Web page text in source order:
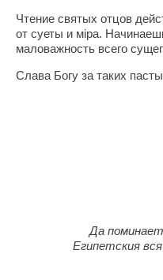
Чтение святых отцов
от суеты и мiра.
маловажность всего
Слава Богу за таких
Да
Египетския